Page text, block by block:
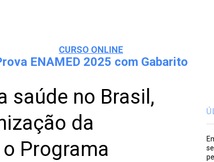
CURSO ONLINE
ENAMED 2025 com Gabarito
saúde no Brasil,
da
Programa